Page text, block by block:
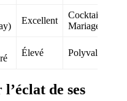
Excellent
Cocktail /
Mariage
Élevé Polyvalent
de ses